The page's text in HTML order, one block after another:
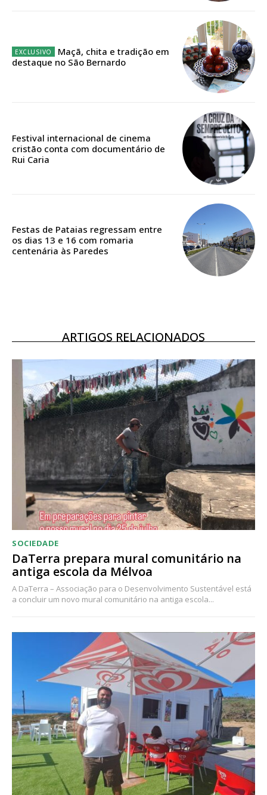
Edição em papel entregue à Quinta-feira em sua
Ofertas para assinatura anual
ASSINATURA
DIGITAL ANUAL
Acesso aos conteúdos Exclusivos para
assinantes
Ofertas para assinatura anual
Escolha o plano
Maçã, chita e tradição em
destaque no São Bernardo
Festival internacional de cinema
cristão conta com documentário de
Rui Caria
Festas de Pataias regressam entre
os dias 13 e 16 com romaria
centenária às Paredes
ARTIGOS RELACIONADOS
SOCIEDADE
DaTerra prepara mural comunitário na
antiga escola da Mélvoa
A DaTerra – Associação para o Desenvolvimento Sustentável está
a concluir um novo mural comunitário na antiga escola...